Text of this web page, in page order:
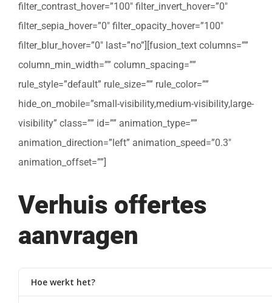
filter_contrast_hover=”100″ filter_invert_hover=”0″
filter_sepia_hover=”0″ filter_opacity_hover=”100″
filter_blur_hover=”0″ last=”no”][fusion_text columns=””
column_min_width=”” column_spacing=””
rule_style=”default” rule_size=”” rule_color=””
hide_on_mobile=”small-visibility,medium-visibility,large-
visibility” class=”” id=”” animation_type=””
animation_direction=”left” animation_speed=”0.3″
animation_offset=””]
Verhuis offertes
aanvragen